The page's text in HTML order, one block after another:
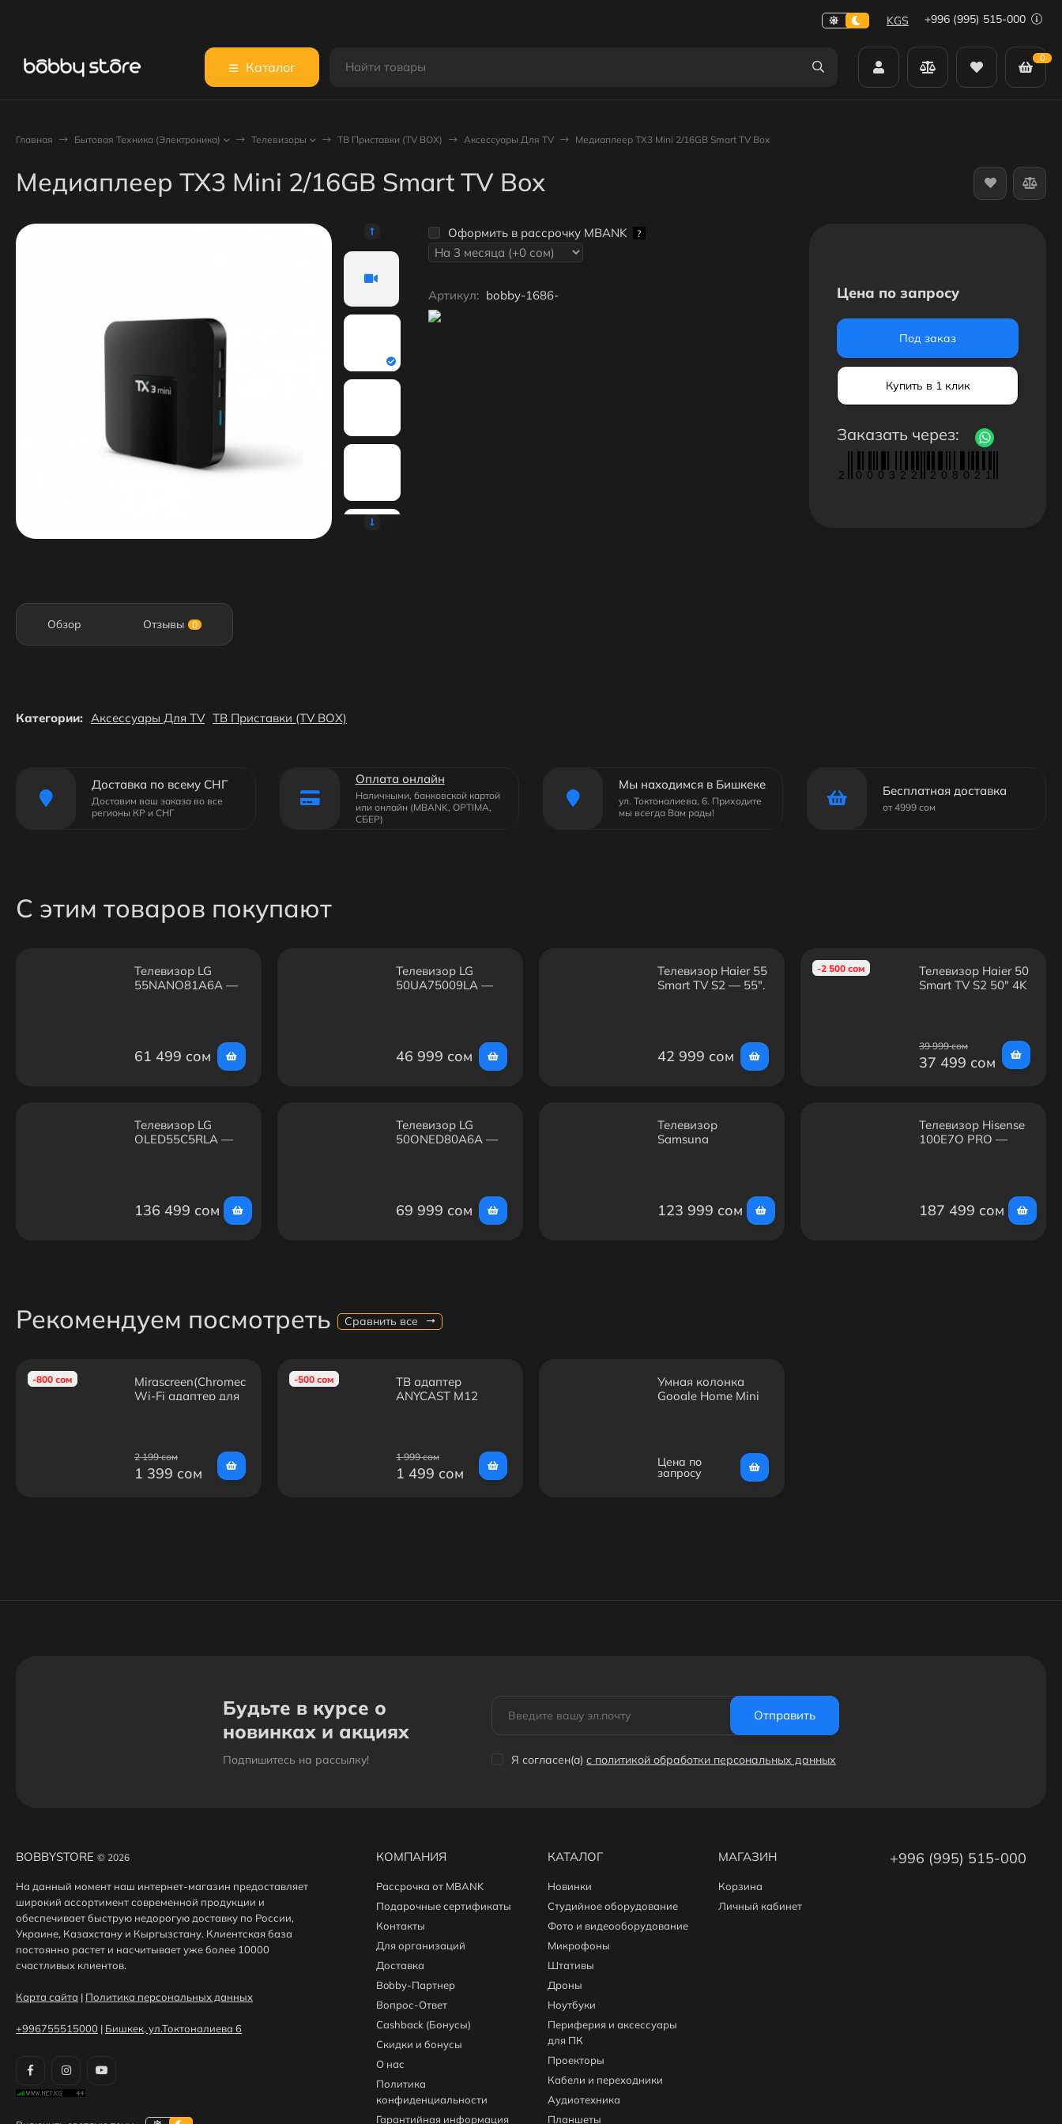
KGS +996 (995) 515-000
Каталог
0
Главная Бытовая Техника (Электроника) Телевизоры ТВ Приставки (TV BOX) Аксессуары Для TV Медиаплеер TX3 Mini 2/16GB Smart TV Box
Медиаплеер TX3 Mini 2/16GB Smart TV Box
Оформить в рассрочку MBANK ?
Артикул: bobby-1686- Цена по запросу
Под заказ
Купить в 1 клик
Заказать через:
2 0 0 0 3 2 2 2 0 8 0 2 1
Обзор Отзывы 0
Категории: Аксессуары Для TV ТВ Приставки (TV BOX)
Доставка по всему СНГ
Доставим ваш заказа во все
регионы КР и СНГ
Оплата онлайн
Наличными, банковской картой
или онлайн (MBANK, OPTIMA,
СБЕР)
Мы находимся в Бишкеке
ул. Токтоналиева, 6. Приходите
мы всегда Вам рады!
Бесплатная доставка
от 4999 сом
С этим товаров покупают
Телевизор LG
55NANO81A6A —
61 499 сом
Телевизор LG
OLED55C5RLA —
136 499 сом
Телевизор LG
50UA75009LA —
46 999 сом
Телевизор LG
50QNED80A6A —
69 999 сом
Телевизор Haier 55
Smart TV S2 — 55",
42 999 сом
Телевизор
Samsung
123 999 сом
-2 500 сом
Телевизор Haier 50
Smart TV S2 50" 4K
39 999 сом
37 499 сом
Телевизор Hisense
100E7Q PRO —
187 499 сом
Рекомендуем посмотреть Сравнить все
-800 сом
Mirascreen(Chromecast)
Wi-Fi адаптер для
2 199 сом
1 399 сом
-500 сом
ТВ адаптер
ANYCAST M12
1 999 сом
1 499 сом
Умная колонка
Google Home Mini
Цена по
запросу
Будьте в курсе о
новинках и акциях
Подпишитесь на рассылкy!
Отправить
Я согласен(a) с политикой обработки персональных данных
BOBBYSTORE © 2026
На данный момент наш интернет-магазин предоставляет
широкий ассортимент современной продукции и
обеспечивает быструю недорогую доставку по России,
Украине, Казахстану и Кыргызстану. Клиентская база
постоянно растет и насчитывает уже более 10000
счастливых клиентов.
Карта сайта | Политика персональных данных
+996755515000 | Бишкек, ул.Токтоналиева 6
КОМПАНИЯ
Рассрочка от MBANK
Подарочные сертификаты
Контакты
Для организаций
Доставка
Bobby-Партнер
Вопрос-Ответ
Cashback (Бонусы)
Скидки и бонусы
О нас
Политика
конфиденциальности
Гарантийная информация
КАТАЛОГ
Новинки
Студийное оборудование
Фото и видеооборудование
Микрофоны
Штативы
Дроны
Ноутбуки
Периферия и аксессуары
для ПК
Проекторы
Кабели и переходники
Аудиотехника
Планшеты
МАГАЗИН
Корзина
Личный кабинет
+996 (995) 515-000